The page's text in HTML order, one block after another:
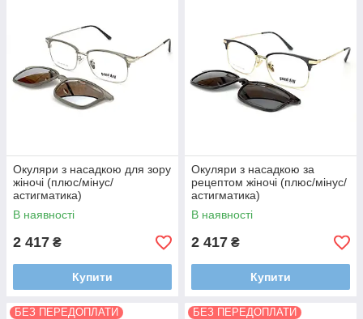
Окуляри з насадкою для зору
жіночі (плюс/мінус/
астигматика)
В наявності
2 417 ₴
Купити
Окуляри з насадкою за
рецептом жіночі (плюс/мінус/
астигматика)
В наявності
2 417 ₴
Купити
БЕЗ ПЕРЕДОПЛАТИ БЕЗ ПЕРЕДОПЛАТИ